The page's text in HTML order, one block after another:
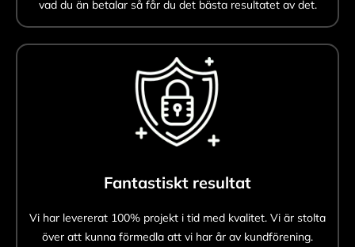
vad du än betalar så får du det bästa resultatet av det.
Fantastiskt resultat
Vi har levererat 100% projekt i tid med kvalitet. Vi är stolta
över att kunna förmedla att vi har år av kundförening.